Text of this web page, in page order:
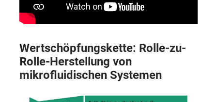
Wertschöpfungskette: Rolle-zu-
Rolle-Herstellung von
mikrofluidischen Systemen